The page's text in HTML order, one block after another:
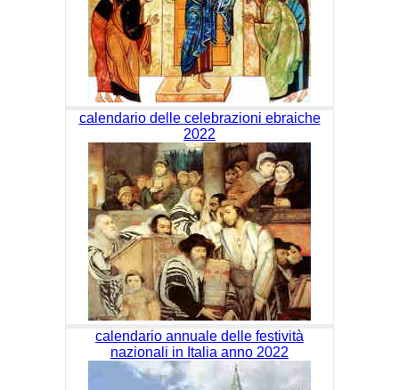
calendario delle celebrazioni ebraiche
2022
calendario annuale delle festività
nazionali in Italia anno 2022